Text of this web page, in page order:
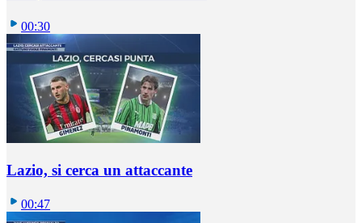
00:30
Lazio, si cerca un attaccante
00:47